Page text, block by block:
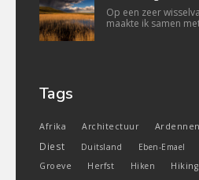
Op een zeer
maakte ik samen
Tags
Afrika Architectuur Ardennen
Diest Duitsland Eben-Emael
Groeve
Herfst Hiken Hiking